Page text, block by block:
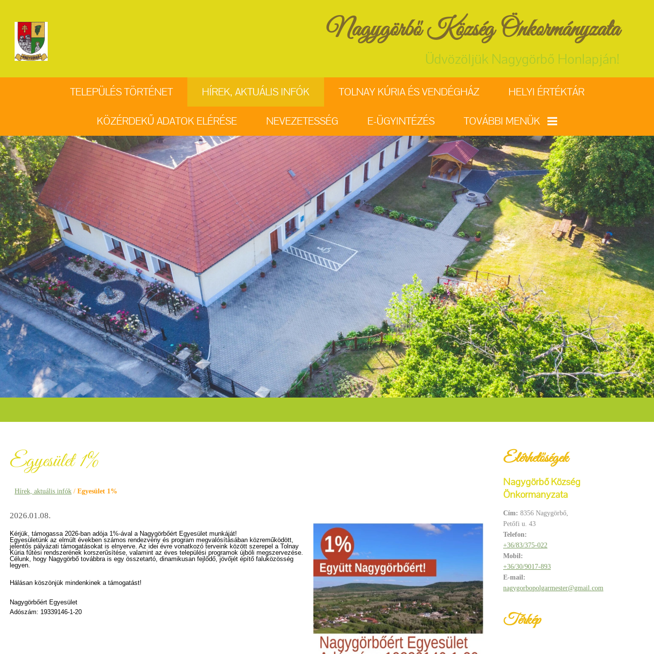
Nagygörbő Község Önkormányzata
Üdvözöljük Nagygörbő Honlapján!
TELEPÜLÉS TÖRTÉNET HÍREK, AKTUÁLIS INFÓK TOLNAY KÚRIA ÉS VENDÉGHÁZ HELYI ÉRTÉKTÁR
KÖZÉRDEKŰ ADATOK ELÉRÉSE NEVEZETESSÉG E-ÜGYINTÉZÉS TOVÁBBI MENÜK
VÁLASZTÁSI
INFORMÁCIÓK
EGYHÁZ
ORVOSI RENDELŐ
GALÉRIA
PÁLYÁZATOK
NAGYGÖRBŐÉRT
EGYESÜLET
ELÉRHETŐSÉGEK
NAGYGÖRBŐ
VIDEÓK
Elérhetőségek
Nagygörbő Község
Önkormányzata
Cím: 8356 Nagygörbő,
Petőfi u. 43
Telefon:
+36/83/375-022
Mobil:
+36/30/9017-893
E-mail:
nagygorbopolgarmester@gmail.com
Térkép
Egyesület 1%
Hírek, aktuális infók / Egyesület 1%
2026.01.08.
Kérjük, támogassa 2026-ban adója 1%-ával a Nagygörbőért Egyesület munkáját!
Egyesületünk az elmúlt években számos rendezvény és program megvalósításában közreműködött,
jelentős pályázati támogatásokat is elnyerve. Az idei évre vonatkozó terveink között szerepel a Tolnay
Kúria fűtési rendszerének korszerűsítése, valamint az éves települési programok újbóli megszervezése.
Célunk, hogy Nagygörbő továbbra is egy összetartó, dinamikusan fejlődő, jövőjét építő faluközösség
legyen.
Hálásan köszönjük mindenkinek a támogatást!
Nagygörbőért Egyesület
Adószám: 19339146-1-20